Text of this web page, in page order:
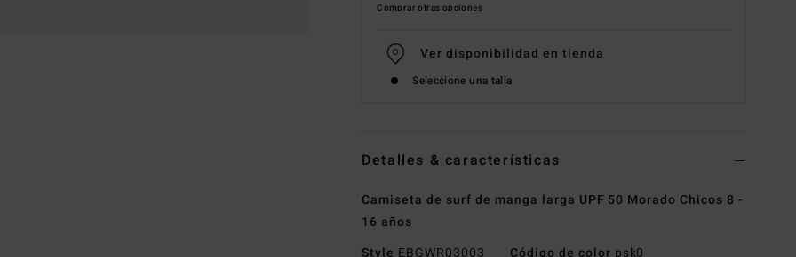
Comprar otras opciones
Ver disponibilidad en tienda
Seleccione una talla
Detalles & características
Camiseta de surf de manga larga UPF 50 Morado Chicos 8 -
16 años